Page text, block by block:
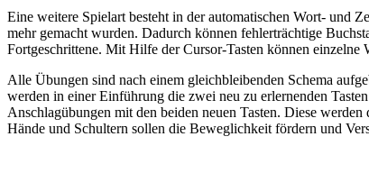
Eine weitere Spielart besteht in der automatischen Wort- und
mehr gemacht wurden. Dadurch können fehlerträchtige
Fortgeschrittene. Mit Hilfe der Cursor-Tasten können
Alle Übungen sind nach einem gleichbleibenden Schema
werden in einer Einführung die zwei neu zu erlernenden
Anschlagübungen mit den beiden neuen Tasten. Diese
Hände und Schultern sollen die Beweglichkeit fördern und